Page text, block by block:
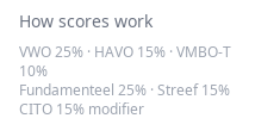
How scores work
VWO 25% · HAVO 15% · VMBO-T
10%
Fundamenteel 25% · Streef 15%
CITO 15% modifier